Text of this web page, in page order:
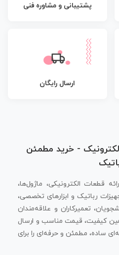
پشتیبانی و مشاوره فنی
ارسال رایگان
- خرید مطمئن
قطعات الکترونیکی، ماژول‌ها،
رباتیک و ابزارهای تخصصی،
تعمیرکاران و علاقه‌مندان
کیفیت، قیمت مناسب و ارسال
ساده، مطمئن و حرفه‌ای را برای